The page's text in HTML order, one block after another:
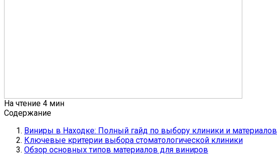
На чтение 4 мин
Содержание
Виниры в Находке: Полный гайд по выбору клиники и материалов
Ключевые критерии выбора стоматологической клиники
Обзор основных типов материалов для виниров